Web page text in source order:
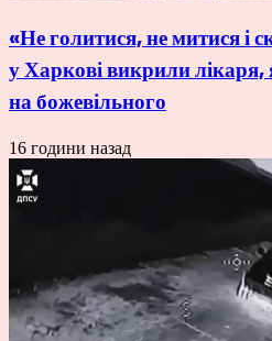
«Не голитися, не митися і
у Харкові викрили
на божевільного
16 години назад